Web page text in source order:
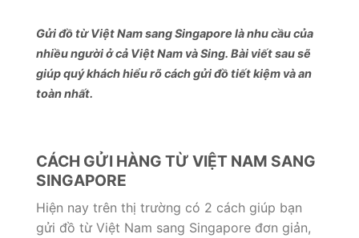
Gửi đồ từ Việt Nam sang Singapore là nhu cầu của
nhiều người ở cả Việt Nam và Sing. Bài viết sau sẽ
giúp quý khách hiểu rõ cách gửi đồ tiết kiệm và an
toàn nhất.
CÁCH GỬI HÀNG TỪ VIỆT NAM SANG
SINGAPORE
Hiện nay trên thị trường có 2 cách giúp bạn
gửi đồ từ Việt Nam sang Singapore đơn giản,